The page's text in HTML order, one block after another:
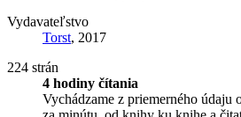
Vydavateľstvo
Torst, 2017
224 strán
4 hodiny čítania
Vychádzame z priemerného údaju